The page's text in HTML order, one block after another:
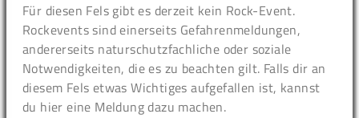
Für diesen Fels gibt es derzeit kein Rock-Event.
Rockevents sind einerseits Gefahrenmeldungen,
andererseits naturschutzfachliche oder soziale
Notwendigkeiten, die es zu beachten gilt. Falls dir an
diesem Fels etwas Wichtiges aufgefallen ist, kannst
du hier eine Meldung dazu machen.